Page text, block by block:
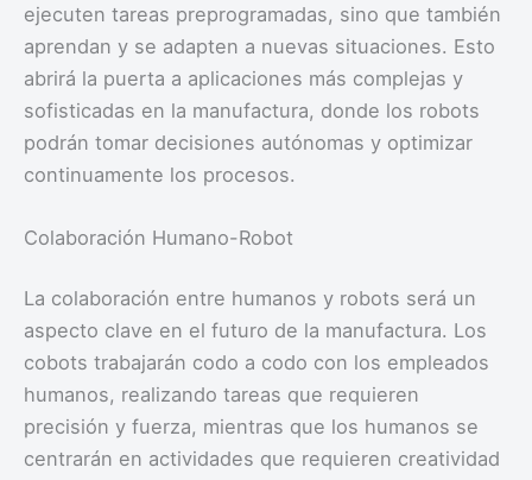
ejecuten tareas preprogramadas, sino que también
aprendan y se adapten a nuevas situaciones. Esto
abrirá la puerta a aplicaciones más complejas y
sofisticadas en la manufactura, donde los robots
podrán tomar decisiones autónomas y optimizar
continuamente los procesos.
Colaboración Humano-Robot
La colaboración entre humanos y robots será un
aspecto clave en el futuro de la manufactura. Los
cobots trabajarán codo a codo con los empleados
humanos, realizando tareas que requieren
precisión y fuerza, mientras que los humanos se
centrarán en actividades que requieren creatividad